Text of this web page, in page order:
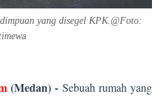
yang disegel KPK.@Foto:
a
(Medan) - Sebuah rumah yang